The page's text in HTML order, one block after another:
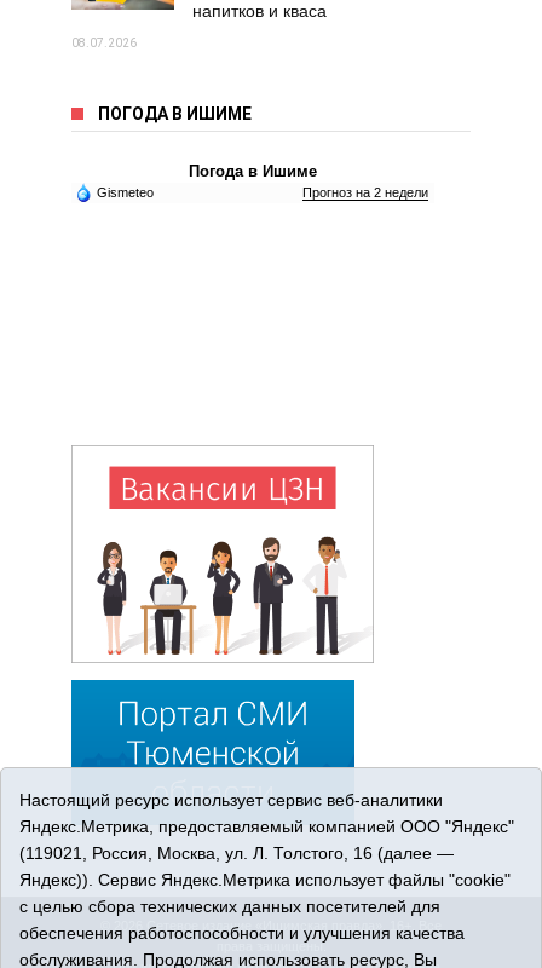
напитков и кваса
08.07.2026
ПОГОДА В ИШИМЕ
Погода в Ишиме
Gismeteo Прогноз на 2 недели
© 2026 Сетевое издание «Ишимская правда». 16+. Все
права защищены.
Настоящий ресурс использует сервис веб-аналитики
Яндекс.Метрика, предоставляемый компанией ООО "Яндекс"
(119021, Россия, Москва, ул. Л. Толстого, 16 (далее —
Яндекс)). Сервис Яндекс.Метрика использует файлы "cookie"
с целью сбора технических данных посетителей для
обеспечения работоспособности и улучшения качества
обслуживания. Продолжая использовать ресурс, Вы